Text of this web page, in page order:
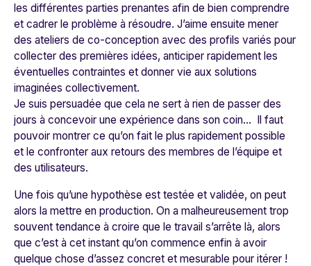
les différentes parties prenantes afin de bien comprendre
et cadrer le problème à résoudre. J’aime ensuite mener
des ateliers de co-conception avec des profils variés pour
collecter des premières idées, anticiper rapidement les
éventuelles contraintes et donner vie aux solutions
imaginées collectivement.
Je suis persuadée que cela ne sert à rien de passer des
jours à concevoir une expérience dans son coin... Il faut
pouvoir montrer ce qu’on fait le plus rapidement possible
et le confronter aux retours des membres de l’équipe et
des utilisateurs.
Une fois qu’une hypothèse est testée et validée, on peut
alors la mettre en production. On a malheureusement trop
souvent tendance à croire que le travail s’arrête là, alors
que c’est à cet instant qu’on commence enfin à avoir
quelque chose d’assez concret et mesurable pour itérer !